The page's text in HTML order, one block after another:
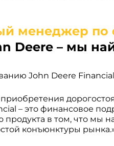
Deere – мы
John Deere
– это финансовое
в том, что мы
конъюнктуры